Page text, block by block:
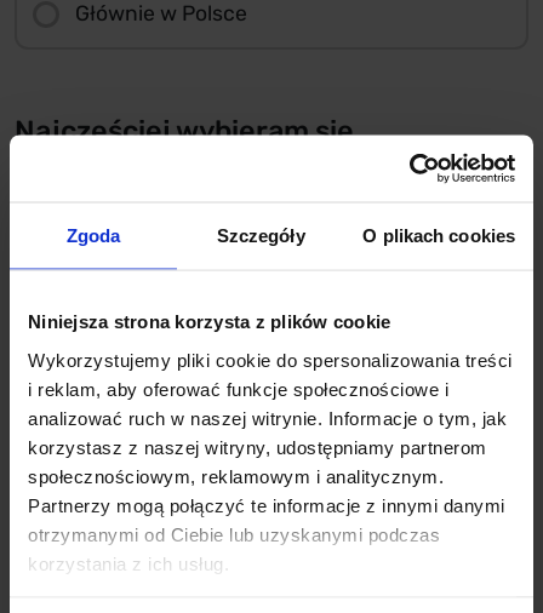
Zgoda Szczegóły O plikach cookies
Niniejsza strona korzysta z plików cookie
Wykorzystujemy pliki cookie do spersonalizowania treści
i reklam, aby oferować funkcje społecznościowe i
analizować ruch w naszej witrynie. Informacje o tym, jak
korzystasz z naszej witryny, udostępniamy partnerom
społecznościowym, reklamowym i analitycznym.
Partnerzy mogą połączyć te informacje z innymi danymi
otrzymanymi od Ciebie lub uzyskanymi podczas
korzystania z ich usług.
Głównie w Polsce
Najczęściej wybieram się...
Do dużych turystycznych miast
Planując urlop kieruję się przede
wszystkim...